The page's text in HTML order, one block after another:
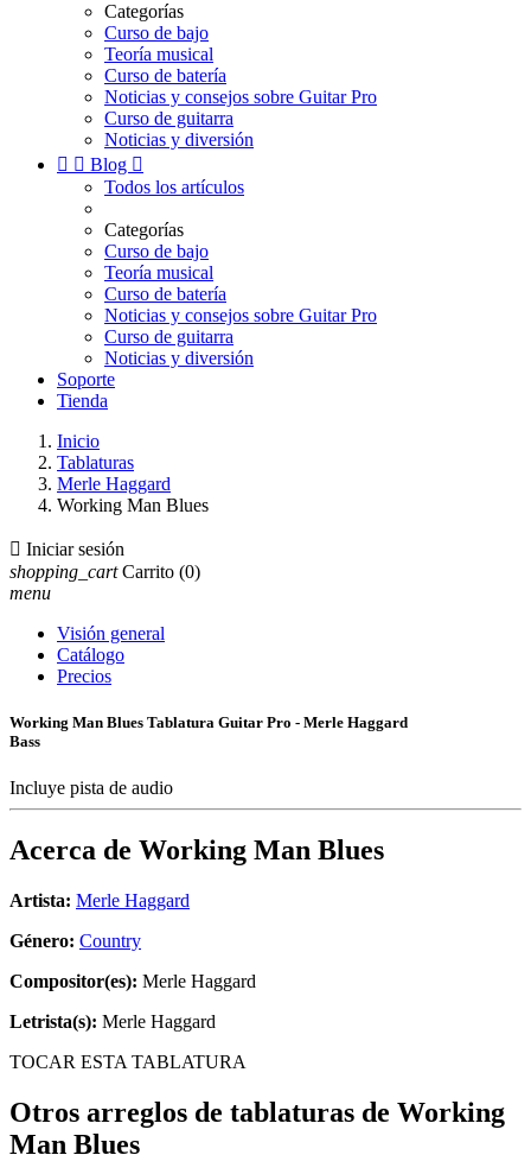
Categorías
Curso de bajo
Teoría musical
Curso de batería
Noticias y consejos sobre Guitar Pro
Curso de guitarra
Noticias y diversión
  Blog 
Todos los artículos
Categorías
Curso de bajo
Teoría musical
Curso de batería
Noticias y consejos sobre Guitar Pro
Curso de guitarra
Noticias y diversión
Soporte
Tienda
Inicio
Tablaturas
Merle Haggard
Working Man Blues
 Iniciar sesión
shopping_cart Carrito (0)
menu
Visión general
Catálogo
Precios
Working Man Blues Tablatura Guitar Pro - Merle Haggard
Bass
Incluye pista de audio
Acerca de Working Man Blues
Artista: Merle Haggard
Género: Country
Compositor(es): Merle Haggard
Letrista(s): Merle Haggard
TOCAR ESTA TABLATURA
Otros arreglos de tablaturas de Working
Man Blues